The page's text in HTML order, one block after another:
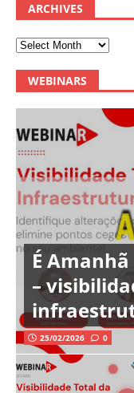
ARCHIVES
WEBINARS
É
–
25/02/2026 0